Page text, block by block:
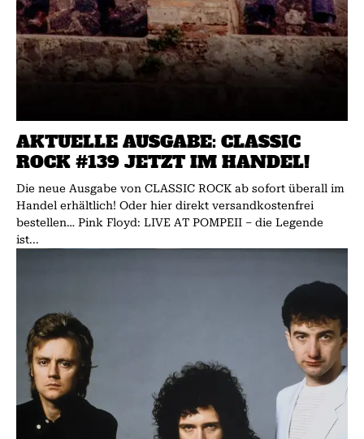
AKTUELLE AUSGABE: CLASSIC
ROCK #139 JETZT IM HANDEL!
Die neue Ausgabe von CLASSIC ROCK ab sofort überall im
Handel erhältlich! Oder hier direkt versandkostenfrei
bestellen… Pink Floyd: LIVE AT POMPEII – die Legende
ist...